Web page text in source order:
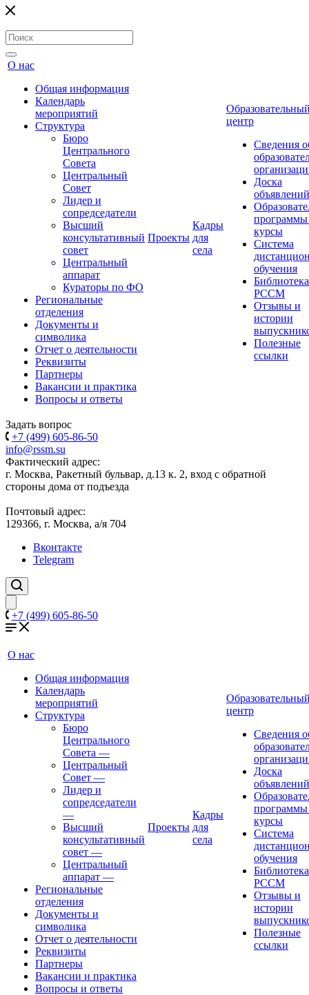
О нас
Общая информация
Календарь
мероприятий
Структура
Бюро
Центрального
Совета
Центральный
Совет
Лидер и
сопредседатели
Высший
консультативный
совет
Центральный
аппарат
Кураторы по ФО
Региональные
отделения
Документы и
символика
Отчет о деятельности
Реквизиты
Партнеры
Вакансии и практика
Вопросы и ответы
Проекты
Кадры
для
села
центр
Сведения
Доска
объявлений
курсы
Система
обучения
Библиотека
РССМ
Отзывы и
истории
Полезные
ссылки
Задать вопрос
+7 (499) 605-86-50
info@rssm.su
Фактический адрес:
г. Москва, Ракетный бульвар, д.13 к. 2, вход с обратной
стороны дома от подъезда
Почтовый адрес:
129366, г. Москва, а/я 704
Вконтакте
Telegram
+7 (499) 605-86-50
О нас
Общая информация
Календарь
мероприятий
Структура
Бюро
Центрального
Совета —
Центральный
Совет —
Лидер и
сопредседатели
—
Высший
консультативный
совет —
Центральный
аппарат —
Региональные
отделения
Документы и
символика
Отчет о деятельности
Реквизиты
Партнеры
Вакансии и практика
Вопросы и ответы
Проекты
Кадры
для
села
центр
Сведения
Доска
объявлений
курсы
Система
обучения
Библиотека
РССМ
Отзывы и
истории
Полезные
ссылки